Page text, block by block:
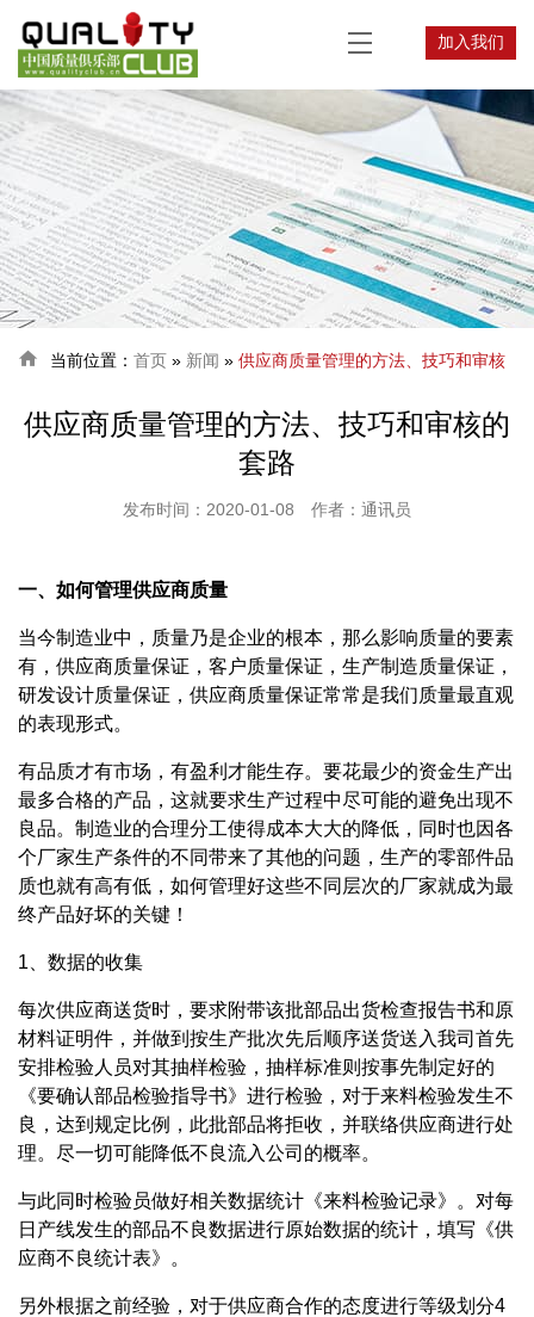
加入我们
 当前位置： 首页 » 新闻 » 供应商质量管理的方法、技巧和审核
的套路
供应商质量管理的方法、技巧和审核的
套路
发布时间：2020-01-08 作者：通讯员
一、如何管理供应商质量
当今制造业中，质量乃是企业的根本，那么影响质量的要素
有，供应商质量保证，客户质量保证，生产制造质量保证，
研发设计质量保证，供应商质量保证常常是我们质量最直观
的表现形式。
有品质才有市场，有盈利才能生存。要花最少的资金生产出
最多合格的产品，这就要求生产过程中尽可能的避免出现不
良品。制造业的合理分工使得成本大大的降低，同时也因各
个厂家生产条件的不同带来了其他的问题，生产的零部件品
质也就有高有低，如何管理好这些不同层次的厂家就成为最
终产品好坏的关键！
1、数据的收集
每次供应商送货时，要求附带该批部品出货检查报告书和原
材料证明件，并做到按生产批次先后顺序送货送入我司首先
安排检验人员对其抽样检验，抽样标准则按事先制定好的
《要确认部品检验指导书》进行检验，对于来料检验发生不
良，达到规定比例，此批部品将拒收，并联络供应商进行处
理。尽一切可能降低不良流入公司的概率。
与此同时检验员做好相关数据统计《来料检验记录》。对每
日产线发生的部品不良数据进行原始数据的统计，填写《供
应商不良统计表》。
另外根据之前经验，对于供应商合作的态度进行等级划分4